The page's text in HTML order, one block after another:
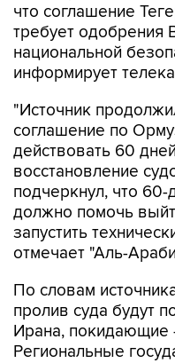
что соглашение
требует одобрения
национальной
информирует
"Источник
соглашение по
действовать 60
восстановление
подчеркнул, что
должно помочь
запустить
отмечает "Аль-
По словам
пролив суда будут
Ирана, покидающие
Региональные